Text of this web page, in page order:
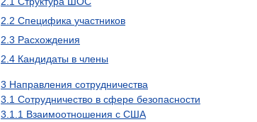
2 2 Специфика участников
2 3 Расхождения
2 4 Кандидаты в члены
3 Направления сотрудничества
3 1 Сотрудничество в сфере безопасности
3 1 1 Взаимоотношения с США